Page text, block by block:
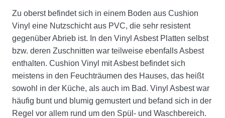
Zu oberst befindet sich in einem Boden aus Cushion
Vinyl eine Nutzschicht aus PVC, die sehr resistent
gegenüber Abrieb ist. In den Vinyl Asbest Platten selbst
bzw. deren Zuschnitten war teilweise ebenfalls Asbest
enthalten. Cushion Vinyl mit Asbest befindet sich
meistens in den Feuchträumen des Hauses, das heißt
sowohl in der Küche, als auch im Bad. Vinyl Asbest war
häufig bunt und blumig gemustert und befand sich in der
Regel vor allem rund um den Spül- und Waschbereich.